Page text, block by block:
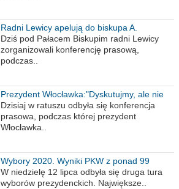
Radni Lewicy apelują do biskupa A.
Wiesława Meringa
Dziś pod Pałacem Biskupim radni Lewicy
zorganizowali konferencję prasową,
podczas..
Prezydent Włocławka:"Dyskutujmy, ale nie
obrażajmy się”
Dzisiaj w ratuszu odbyła się konferencja
prasowa, podczas której prezydent
Włocławka..
Wybory 2020. Wyniki PKW z ponad 99
procent obwodów
W niedzielę 12 lipca odbyła się druga tura
wyborów prezydenckich. Największe..